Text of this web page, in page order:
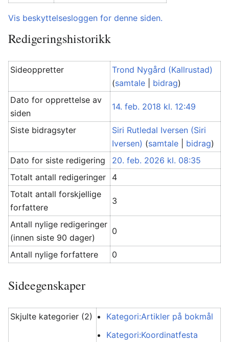
Vis beskyttelsesloggen for denne siden.
Redigeringshistorikk
Sideoppretter
Trond Nygård (Kallrustad)
(samtale bidrag)
Dato for opprettelse av
siden
14. feb. 2018 kl. 12:49
Siste bidragsyter
Siri Rutledal Iversen (Siri
Iversen) (samtale bidrag)
Dato for siste redigering
20. feb. 2026 kl. 08:35
Totalt antall redigeringer
4
Totalt antall forskjellige
forfattere
3
Antall nylige redigeringer
(innen siste 90 dager)
0
Antall nylige forfattere 0
Sideegenskaper
Skjulte kategorier (2)
Kategori:Artikler på bokmål
Kategori:Koordinatfesta